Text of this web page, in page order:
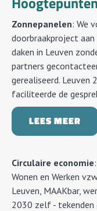
Zonnepanelen: We
doorbraakproject
daken in Leuven
partners
gerealiseerd. Leuven
faciliteerde de
LEES MEER
Circulaire economie
Wonen en Werken
Leuven, MAAKbar,
2030 zelf -